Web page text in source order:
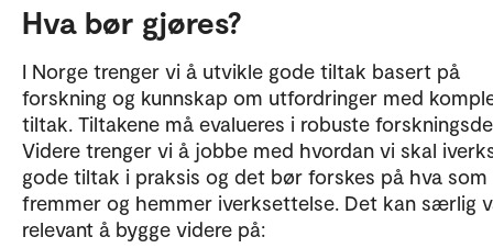
Hva bør gjøres?
I Norge trenger vi å utvikle gode tiltak basert på
forskning og kunnskap om utfordringer med
tiltak. Tiltakene må evalueres i robuste
Videre trenger vi å jobbe med hvordan vi skal
gode tiltak i praksis og det bør forskes på hva som
fremmer og hemmer iverksettelse. Det kan særlig
relevant å bygge videre på: